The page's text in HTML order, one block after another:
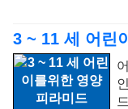
3 ~ 11 세 어린